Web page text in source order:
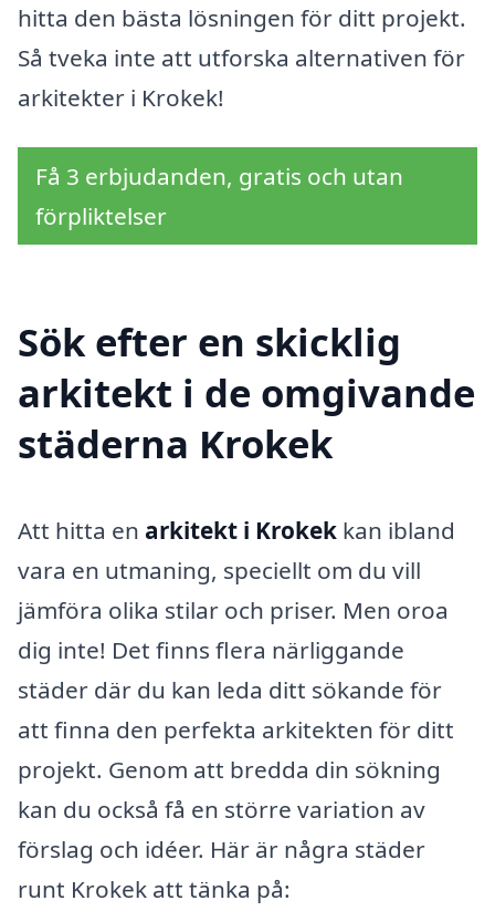
hitta den bästa lösningen för ditt projekt.
Så tveka inte att utforska alternativen för
arkitekter i Krokek!
Få 3 erbjudanden, gratis och utan
förpliktelser
Sök efter en skicklig
arkitekt i de omgivande
städerna Krokek
Att hitta en arkitekt i Krokek kan ibland
vara en utmaning, speciellt om du vill
jämföra olika stilar och priser. Men oroa
dig inte! Det finns flera närliggande
städer där du kan leda ditt sökande för
att finna den perfekta arkitekten för ditt
projekt. Genom att bredda din sökning
kan du också få en större variation av
förslag och idéer. Här är några städer
runt Krokek att tänka på: